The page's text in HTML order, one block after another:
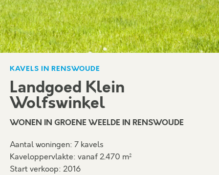
KAVELS IN RENSWOUDE
Landgoed Klein
Wolfswinkel
WONEN IN GROENE WEELDE IN RENSWOUDE
Aantal woningen: 7 kavels
Kaveloppervlakte: vanaf 2.470 m²
Start verkoop: 2016